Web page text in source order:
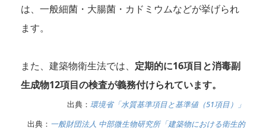
は、一般細菌・大腸菌・カドミウムなどが挙げられ
ます。
また、建築物衛生法では、 定期的に16項目と消毒副
生成物12項目の検査が義務付けられています。
出典： 環境省「水質基準項目と基準値（51項目）」
出典： 一般財団法人 中部微生物研究所「建築物における衛生的